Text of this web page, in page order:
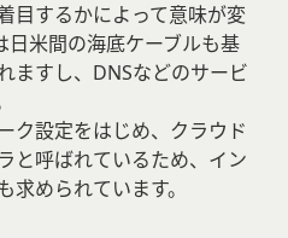
目するかによって意味が変
日米間の海底ケーブルも基
ますし、DNSなどのサービ
ク設定をはじめ、クラウド
と呼ばれているため、イン
求められています。